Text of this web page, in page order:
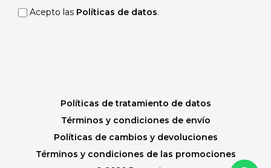
Acepto las Políticas de datos.
Políticas de tratamiento de datos
Términos y condiciones de envío
Políticas de cambios y devoluciones
Términos y condiciones de las promociones